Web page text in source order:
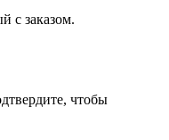
с заказом.
чтобы